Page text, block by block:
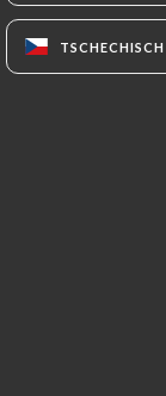
TSCHECHISCH
TSCHECHISCH